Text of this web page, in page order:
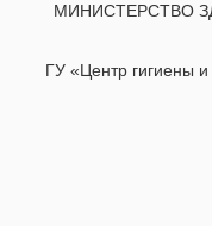
МИНИСТЕРСТВО
ГУ «Центр гигиены